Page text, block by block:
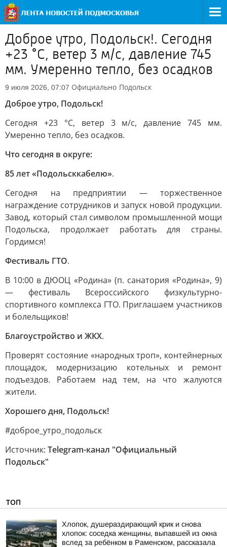
Доброе утро, Подольск!. Сегодня
+23 °C, ветер 3 м/с, давление 745
мм. Умеренно тепло, без осадков
9 июля 2026, 07:07 Официально Подольск
Доброе утро, Подольск!
Сегодня +23 °C, ветер 3 м/с, давление 745 мм.
Умеренно тепло, без осадков.
Что сегодня в округе:
85 лет «Подольсккабелю».
Сегодня на предприятии — торжественное
награждение сотрудников и запуск новой продукции.
Завод, который стал символом промышленной мощи
Подольска, продолжает работать для страны.
Гордимся!
Фестиваль ГТО.
В 10:00 в ДЮОЦ «Родина» (п. санатория «Родина», 9)
— фестиваль Всероссийского физкультурно-
спортивного комплекса ГТО. Приглашаем участников
и болельщиков!
Благоустройство и ЖКХ.
Проверят состояние «народных троп», контейнерных
площадок, модернизацию котельных и ремонт
подъездов. Работаем над тем, на что жалуются
жители.
Хорошего дня, Подольск!
#доброе_утро_подольск
Источник: Telegram-канал "Официальный
Подольск"
ТОП
Хлопок, душераздирающий крик и снова
хлопок: соседка женщины, выпавшей из окна
вслед за ребёнком в Раменском, рассказала